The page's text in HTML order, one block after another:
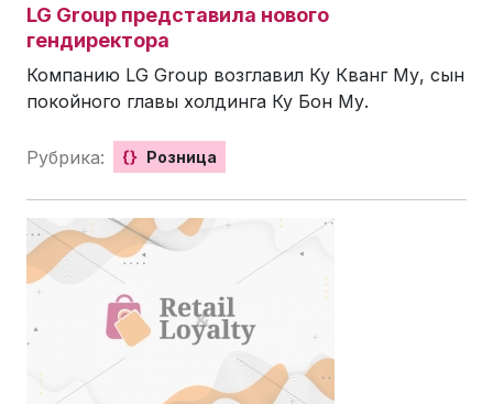
LG Group представила нового
гендиректора
Компанию LG Group возглавил Ку Кванг Му, сын
покойного главы холдинга Ку Бон Му.
Рубрика: {} Розница